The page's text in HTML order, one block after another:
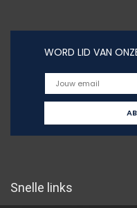
WORD LID VAN
Snelle links